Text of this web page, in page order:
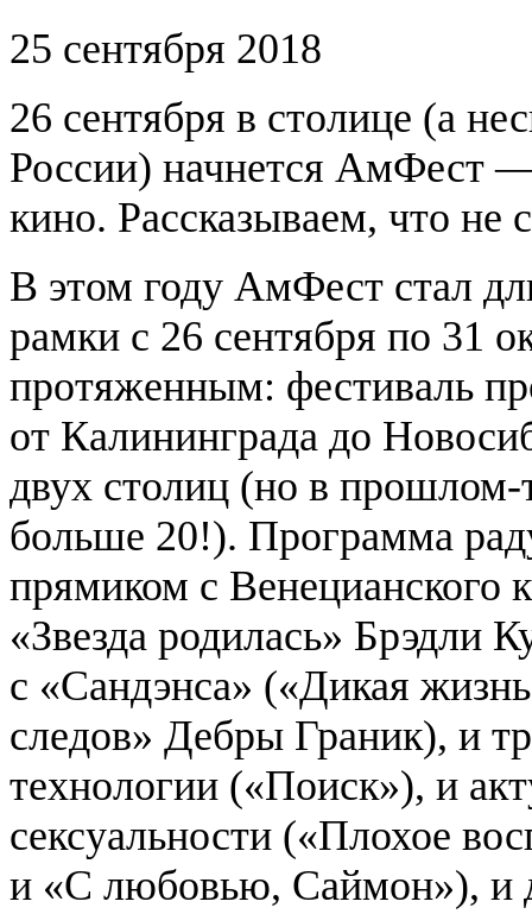
25 сентября 2018
26 сентября в столице (а
России) начнется АмФест —
кино. Рассказываем, что не
В этом году АмФест стал
рамки с 26 сентября по 31
протяженным: фестиваль
от Калининграда до
двух столиц (но в прошлом-
больше 20!). Программа
прямиком с Венецианского
«Звезда родилась» Брэдли
с «Сандэнса» («Дикая
следов» Дебры Граник), и
технологии («Поиск»), и
сексуальности («Плохое
и «С любовью, Саймон»), и